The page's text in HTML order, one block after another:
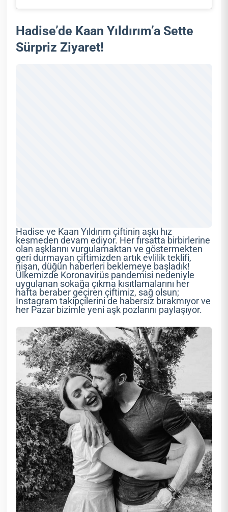
Hadise’de Kaan Yıldırım’a Sette
Sürpriz Ziyaret!
Hadise ve Kaan Yıldırım çiftinin aşkı hız
kesmeden devam ediyor. Her fırsatta birbirlerine
olan aşklarını vurgulamaktan ve göstermekten
geri durmayan çiftimizden artık evlilik teklifi,
nişan, düğün haberleri beklemeye başladık!
Ülkemizde Koronavirüs pandemisi nedeniyle
uygulanan sokağa çıkma kısıtlamalarını her
hafta beraber geçiren çiftimiz, sağ olsun;
Instagram takipçilerini de habersiz bırakmıyor ve
her Pazar bizimle yeni aşk pozlarını paylaşıyor.